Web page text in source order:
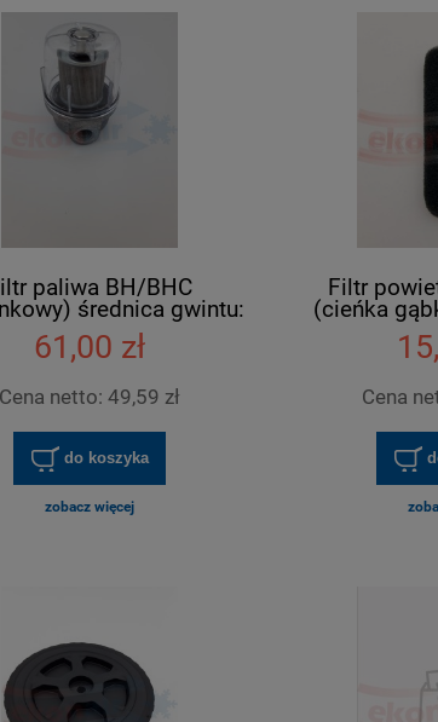
paliwa BH/BHC
średnica gwintu:
115 mm 3/8"
61,00 zł
Cena netto: 49,59 zł
do koszyka
zobacz więcej
Filtr
(cieńka
Cena